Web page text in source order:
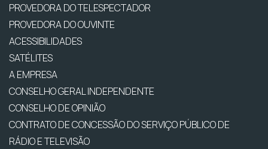
PROVEDORA DO TELESPECTADOR
PROVEDORA DO OUVINTE
ACESSIBILIDADES
SATÉLITES
A EMPRESA
CONSELHO GERAL INDEPENDENTE
CONSELHO DE OPINIÃO
CONTRATO DE CONCESSÃO DO SERVIÇO PÚBLICO DE
RÁDIO E TELEVISÃO